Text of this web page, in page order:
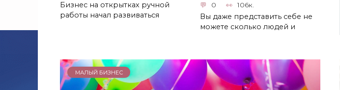
Бизнес на открытках ручной
работы начал развиваться
0 106к.
Вы даже представить себе не
можете сколько людей и
МАЛЫЙ БИЗНЕС